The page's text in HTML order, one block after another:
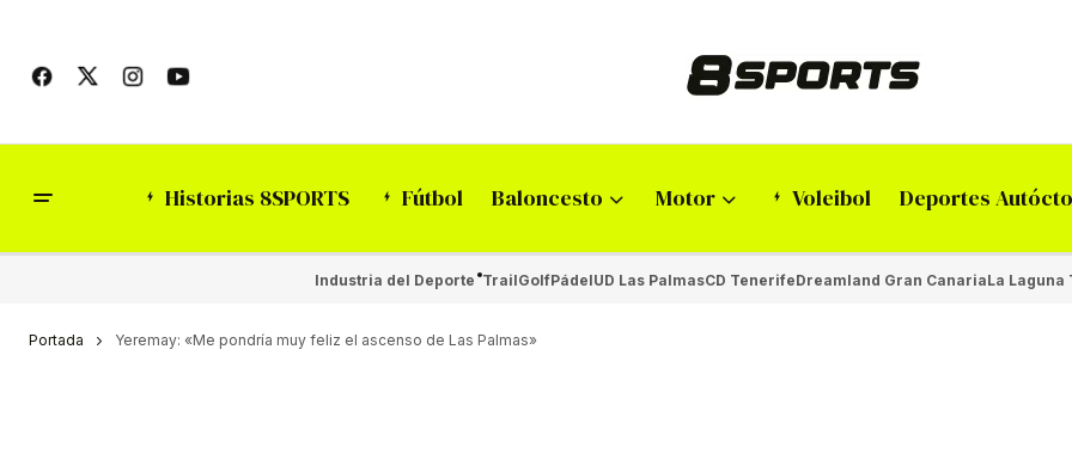
Historias 8SPORTS Fútbol Baloncesto Motor Voleibol Deportes
Industria del Deporte TrailGolfPádelUD Las PalmasCD TenerifeDreamland Gran CanariaLa Laguna
Portada Yeremay: «Me pondría muy feliz el ascenso de Las Palmas»